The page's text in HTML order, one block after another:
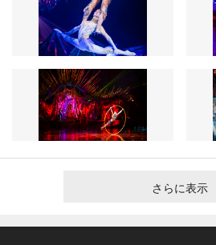
さらに表示